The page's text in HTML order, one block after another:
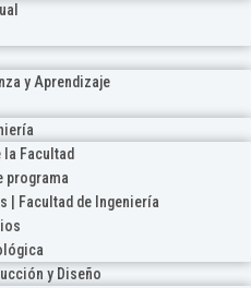
y Aprendizaje
Facultad
programa
| Facultad de Ingeniería
y Diseño